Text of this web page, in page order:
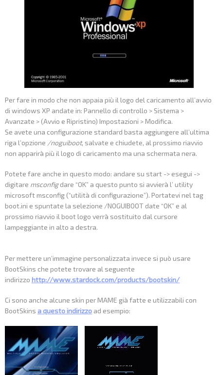
Per fare in modo che non appaia più il logo del caricamento all’avvio
di windows XP andate in: Pannello di controllo > Sistema >
Avanzate > (Avvio e Ripristino) Impostazioni > Modifica.
Se avete una configurazione standard basta aggiungere all’ultima
riga l’opzione /noguiboot, salvate e chiudete, al prossimo riavvio
non apparirà più il logo di caricamento ma una schermata nera.
Potete fare anche in questo modo: andare su start -> esegui ->
digitare msconfigdare “OK” a questo punto si avvierà l’ utility
microsoft msconfig (“utilità di configurazione”). Portatevi nel tag
boot.ini e spuntate la selezione /NOGUIBOOT date “OK” e al
prossimo riavvio il boot logo verrà sostituito dal cursore
lampeggiante in alto a destra.
Per mettere un’immagine personalizzata invece si può usare
BootSkins che potete trovare al seguente
indirizzo http://www.stardock.com/products/bootskin/
Ci sono anche alcune skin per MAME già fatte e utilizzabili con
BootSkins a questo indirizzo ad esempio: